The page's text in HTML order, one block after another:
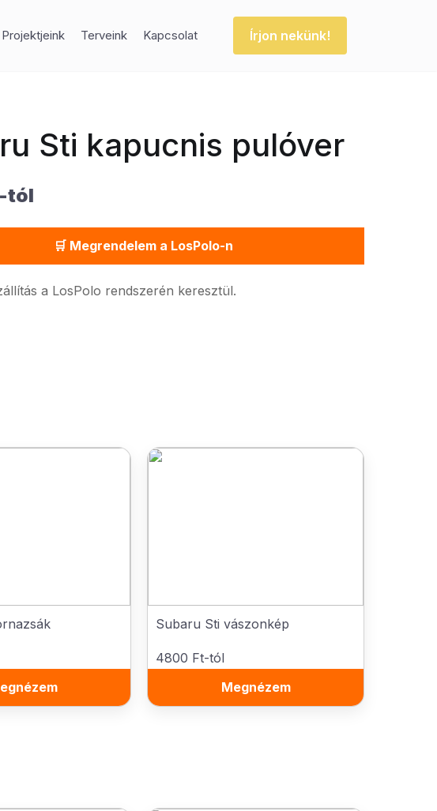
Projektjeink Terveink Kapcsolat Írjon nekünk!
Sti kapucnis pulóver
tól
🛒 Megrendelem a LosPolo-n
a LosPolo rendszerén keresztül.
Subaru Sti vászonkép
4800 Ft-tól
Megnézem